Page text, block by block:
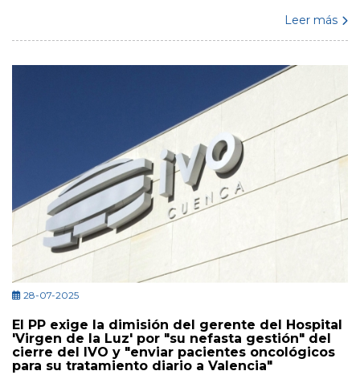
Leer más
28-07-2025
El PP exige la dimisión del gerente del Hospital
'Virgen de la Luz' por "su nefasta gestión" del
cierre del IVO y "enviar pacientes oncológicos
para su tratamiento diario a Valencia"